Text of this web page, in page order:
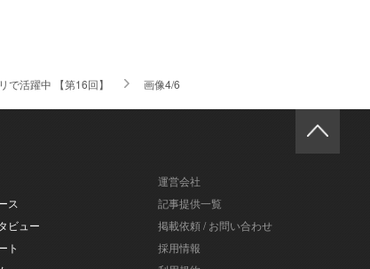
で活躍中 【第16回】 画像4/6
ス
ビュー
ト
運営会社
記事提供一覧
掲載依頼 / お問い合わせ
採用情報